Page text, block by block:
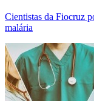
Cientistas da Fiocruz
malária